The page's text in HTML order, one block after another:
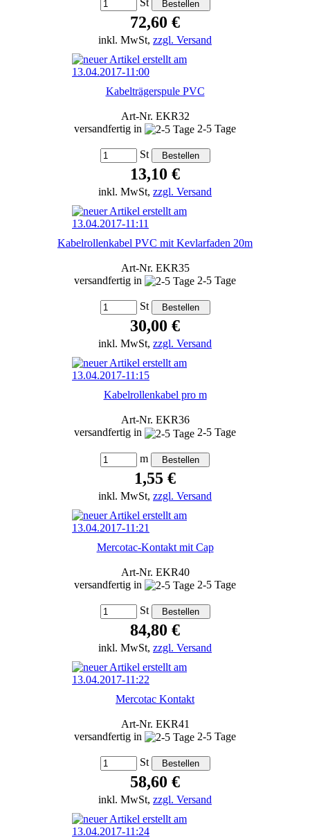
72,60 €
inkl. MwSt, zzgl. Versand
Kabelträgerspule PVC
Art-Nr. EKR32
versandfertig in
2-5 Tage
St
13,10 €
inkl. MwSt, zzgl. Versand
Kabelrollenkabel PVC mit Kevlarfaden 20m
Art-Nr. EKR35
versandfertig in
2-5 Tage
St
30,00 €
inkl. MwSt, zzgl. Versand
Kabelrollenkabel pro m
Art-Nr. EKR36
versandfertig in
2-5 Tage
m
1,55 €
inkl. MwSt, zzgl. Versand
Mercotac-Kontakt mit Cap
Art-Nr. EKR40
versandfertig in
2-5 Tage
St
84,80 €
inkl. MwSt, zzgl. Versand
Mercotac Kontakt
Art-Nr. EKR41
versandfertig in
2-5 Tage
St
58,60 €
inkl. MwSt, zzgl. Versand